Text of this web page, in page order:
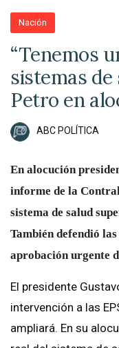
Nación
“Tenemos
sistemas de
Petro en
ABC POLÍTICA
En alocución
informe de la
sistema de salud
También defendió
aprobación urgente
El presidente
intervención a las
ampliará. En su